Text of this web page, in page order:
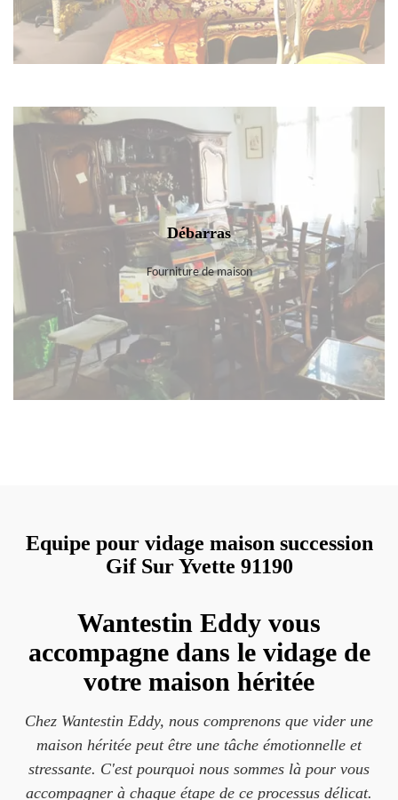
Débarras
Fourniture de maison
Equipe pour vidage maison succession
Gif Sur Yvette 91190
Wantestin Eddy vous
accompagne dans le vidage de
votre maison héritée
Chez Wantestin Eddy, nous comprenons que vider une
maison héritée peut être une tâche émotionnelle et
stressante. C'est pourquoi nous sommes là pour vous
accompagner à chaque étape de ce processus délicat.